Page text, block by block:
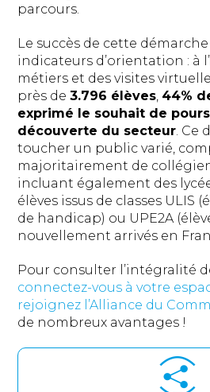
parcours.
Le succès de cette
indicateurs d’orientation : à
métiers et des visites
près de3.796 élèves 44%
exprimé le souhait de
découverte du secteur . Ce
toucher un public varié,
majoritairement de
incluant également des
élèves issus de classes ULIS
de handicap) ou UPE2A
nouvellement arrivés en
Pour consulter l’intégralité
connectez-vous à votre
rejoignez l’Alliance du
de nombreux avantages !